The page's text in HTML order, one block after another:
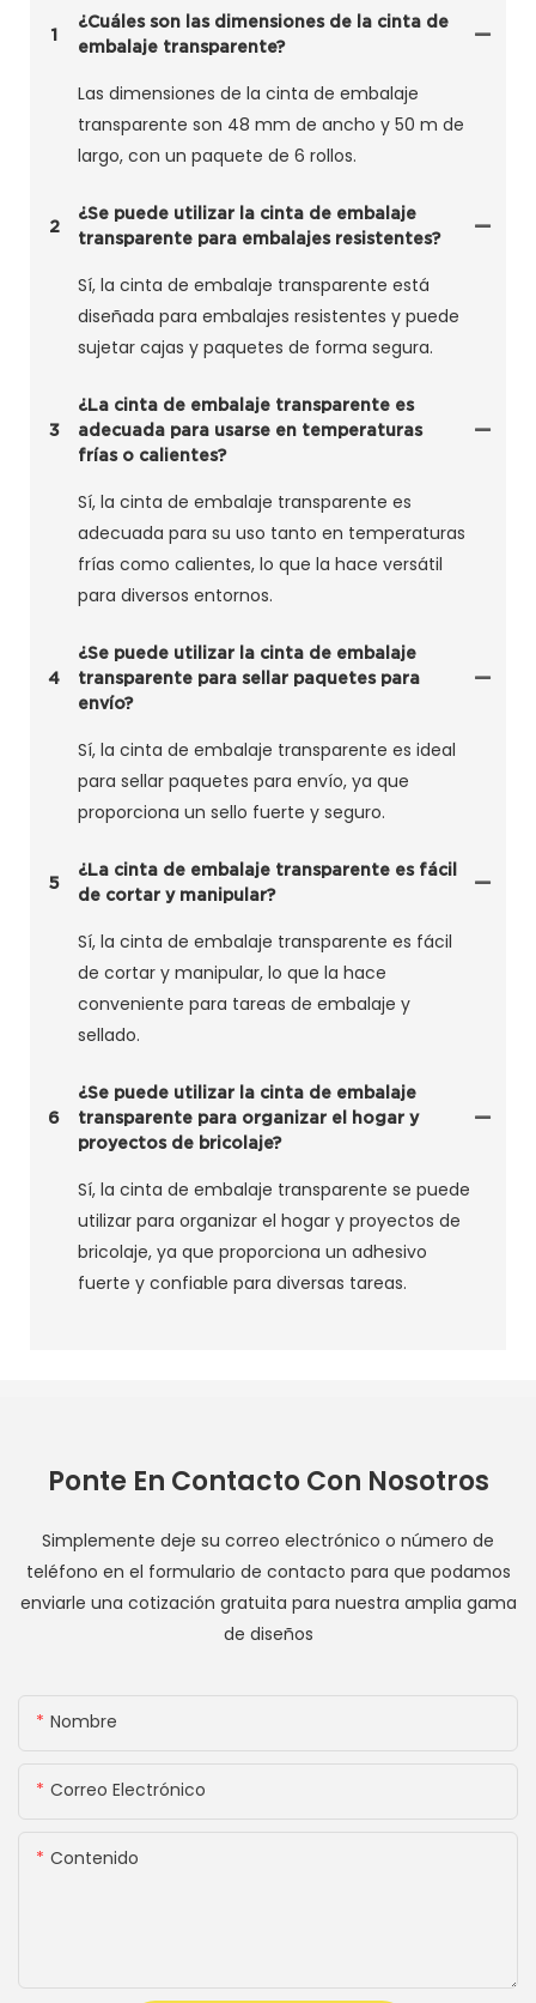
1
¿Cuáles son las dimensiones de la cinta de
embalaje transparente?
Las dimensiones de la cinta de embalaje
transparente son 48 mm de ancho y 50 m de
largo, con un paquete de 6 rollos.
2
¿Se puede utilizar la cinta de embalaje
transparente para embalajes resistentes?
Sí, la cinta de embalaje transparente está
diseñada para embalajes resistentes y puede
sujetar cajas y paquetes de forma segura.
3
¿La cinta de embalaje transparente es
adecuada para usarse en temperaturas
frías o calientes?
Sí, la cinta de embalaje transparente es
adecuada para su uso tanto en temperaturas
frías como calientes, lo que la hace versátil
para diversos entornos.
4
¿Se puede utilizar la cinta de embalaje
transparente para sellar paquetes para
envío?
Sí, la cinta de embalaje transparente es ideal
para sellar paquetes para envío, ya que
proporciona un sello fuerte y seguro.
5
¿La cinta de embalaje transparente es fácil
de cortar y manipular?
Sí, la cinta de embalaje transparente es fácil
de cortar y manipular, lo que la hace
conveniente para tareas de embalaje y
sellado.
6
¿Se puede utilizar la cinta de embalaje
transparente para organizar el hogar y
proyectos de bricolaje?
Sí, la cinta de embalaje transparente se puede
utilizar para organizar el hogar y proyectos de
bricolaje, ya que proporciona un adhesivo
fuerte y confiable para diversas tareas.
Ponte En Contacto Con Nosotros
Simplemente deje su correo electrónico o número de
teléfono en el formulario de contacto para que podamos
enviarle una cotización gratuita para nuestra amplia gama
de diseños
Nombre
Correo Electrónico
Contenido